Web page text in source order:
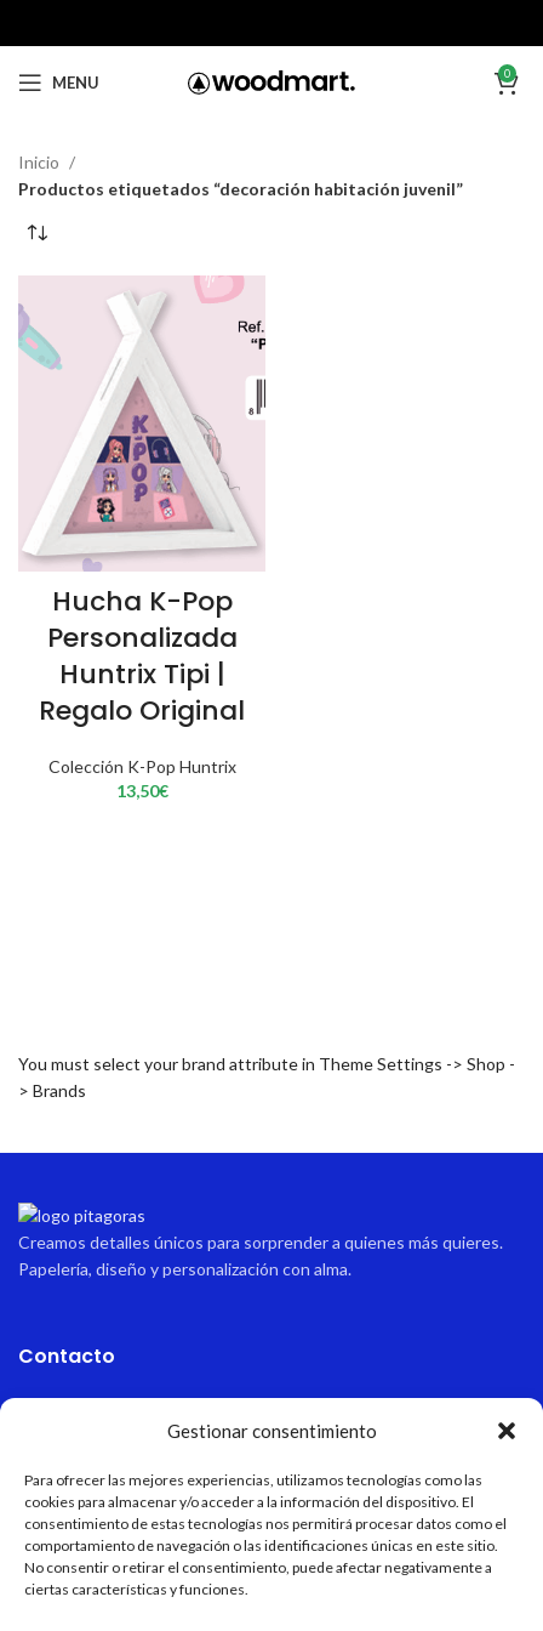
Gestionar consentimiento
Para ofrecer las mejores experiencias, utilizamos tecnologías como las
cookies para almacenar y/o acceder a la información del dispositivo. El
consentimiento de estas tecnologías nos permitirá procesar datos como el
comportamiento de navegación o las identificaciones únicas en este sitio.
No consentir o retirar el consentimiento, puede afectar negativamente a
ciertas características y funciones.
MENU 0
Inicio
Productos etiquetados “decoración habitación juvenil”
Hucha K-Pop
Personalizada
Huntrix Tipi |
Regalo Original
Colección K-Pop Huntrix
13,50€
You must select your brand attribute in Theme Settings -> Shop -
> Brands
Creamos detalles únicos para sorprender a quienes más quieres.
Papelería, diseño y personalización con alma.
Contacto
Avda sabinal 34, local 10 Roquetas de mar, Almería, España.
Email
pitagoraspapeleria@hotmail.com
Teléfono
+34 611 55 82 77